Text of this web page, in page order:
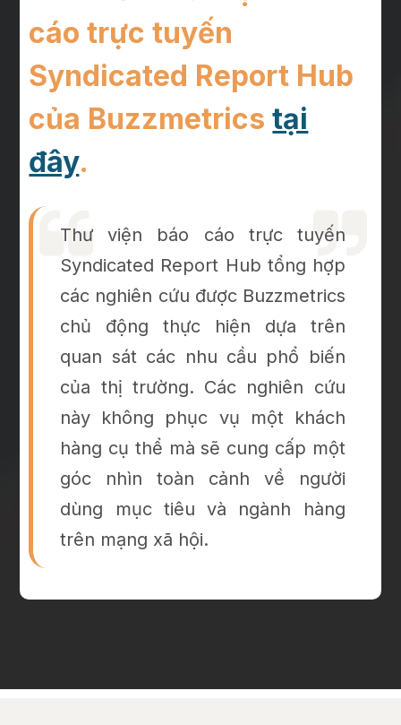
cáo trực tuyến
Syndicated Report Hub
của Buzzmetricstại
đây.
Thư viện báo cáo trực tuyến
Syndicated Report Hub tổng hợp
các nghiên cứu được Buzzmetrics
chủ động thực hiện dựa trên
quan sát các nhu cầu phổ biến
của thị trường. Các nghiên cứu
này không phục vụ một khách
hàng cụ thể mà sẽ cung cấp một
góc nhìn toàn cảnh về người
dùng mục tiêu và ngành hàng
trên mạng xã hội.